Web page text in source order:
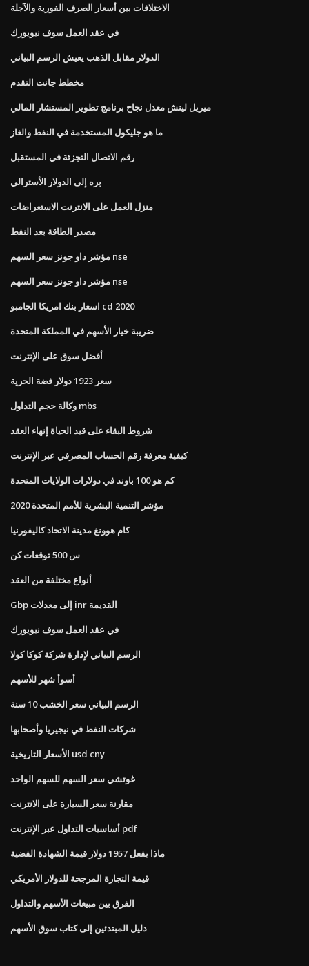
الاختلافات بين أسعار الصرف الفورية والآجلة
في عقد العمل سوف نيويورك
الدولار مقابل الذهب يعيش الرسم البياني
مخطط جانت التقدم
ميريل لينش معدل نجاح برنامج تطوير المستشار المالي
ما هو جليكول المستخدمة في النفط والغاز
رقم الاتصال التجزئة في المستقبل
بره إلى الدولار الأسترالي
منزل العمل على الانترنت الاستعراضات
مصدر الطاقة بعد النفط
مؤشر داو جونز سعر السهم nse
مؤشر داو جونز سعر السهم nse
اسعار بنك امريكا الجامبو cd 2020
ضريبة خيار الأسهم في المملكة المتحدة
أفضل سوق على الإنترنت
سعر 1923 دولار فضة الحرية
وكالة حجم التداول mbs
شروط البقاء على قيد الحياة إنهاء العقد
كيفية معرفة رقم الحساب المصرفي عبر الإنترنت
كم هو 100 باوند في دولارات الولايات المتحدة
مؤشر التنمية البشرية للأمم المتحدة 2020
كام هوونغ مدينة الاتحاد كاليفورنيا
س 500 توقعات كن
أنواع مختلفة من العقد
Gbp إلى معدلات inr القديمة
في عقد العمل سوف نيويورك
الرسم البياني لإدارة شركة كوكا كولا
أسوأ شهر للأسهم
الرسم البياني سعر الخشب 10 سنة
شركات النفط في نيجيريا وأصحابها
الأسعار التاريخية usd cny
غوتشي سعر السهم للسهم الواحد
مقارنة سعر السيارة على الانترنت
أساسيات التداول عبر الإنترنت pdf
ماذا يفعل 1957 دولار قيمة الشهادة الفضية
قيمة التجارة المرجحة للدولار الأمريكي
الفرق بين مبيعات الأسهم والتداول
دليل المبتدئين إلى كتاب سوق الأسهم